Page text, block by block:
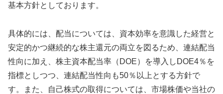
基本方針としております。
具体的には、配当については、資本効率を意識した経営と
安定的かつ継続的な株主還元の両立を図るため、連結配当
性向に加え、株主資本配当率（DOE）を導入しDOE4％を
指標としつつ、連結配当性向も50％以上とする方針で
す。また、自己株式の取得については、市場株価や当社の